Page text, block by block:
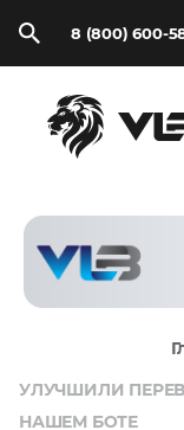
8 (800) 600-
УЛУЧШИЛИ
НАШЕМ БОТЕ
расчёт